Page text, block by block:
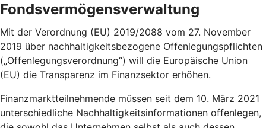
Fondsvermögensverwaltung
Mit der Verordnung (EU) 2019/2088 vom 27. November
2019 über nachhaltigkeitsbezogene Offenlegungspflichten
(„Offenlegungsverordnung“) will die Europäische Union
(EU) die Transparenz im Finanzsektor erhöhen.
Finanzmarktteilnehmende müssen seit dem 10. März 2021
unterschiedliche Nachhaltigkeitsinformationen offenlegen,